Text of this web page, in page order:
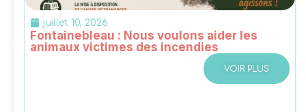
juillet 10, 2026
Fontainebleau : Nous voulons aider les
animaux victimes des incendies
VOIR PLUS